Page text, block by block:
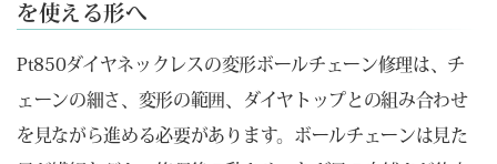
を使える形へ
Pt850ダイヤネックレスの変形ボールチェーン修理は、チ
ェーンの細さ、変形の範囲、ダイヤトップとの組み合わせ
を見ながら進める必要があります。ボールチェーンは見た